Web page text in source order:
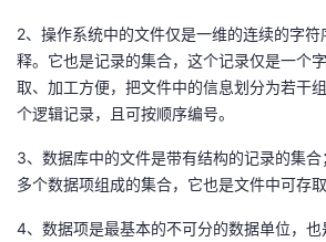
者
我
的
我
2、操作系统中的文件仅是一维的连续的字
释。它也是记录的集合，这个记录仅是一个
取、加工方便，把文件中的信息划分为若干
个逻辑记录，且可按顺序编号。
3、数据库中的文件是带有结构的记录的集
多个数据项组成的集合，它也是文件中可存
4、数据项是最基本的不可分的数据单位，